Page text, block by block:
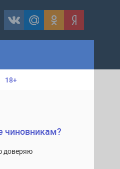
18+
чиновникам?
доверяю